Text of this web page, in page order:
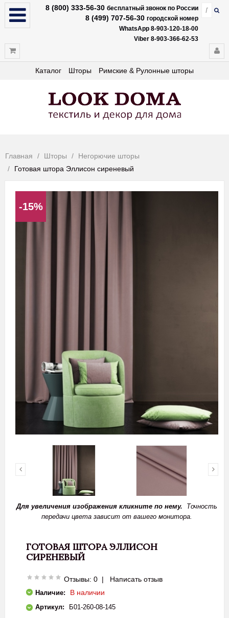
8 (800) 333-56-30 бесплатный звонок по России
8 (499) 707-56-30 городской номер
WhatsApp 8-903-120-18-00
Viber 8-903-366-62-53
Каталог Шторы Римские & Рулонные шторы
Главная Шторы
Негорючие шторы
Готовая штора Эллисон сиреневый
-15%
Для увеличения изображения кликните по нему. Точность
передачи цвета зависит от вашего монитора.
ГОТОВАЯ ШТОРА ЭЛЛИСОН
СИРЕНЕВЫЙ
Отзывы: 0 | Написать отзыв
Наличие: В наличии
Артикул: Б01-260-08-145